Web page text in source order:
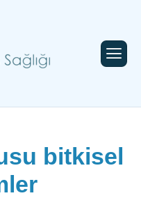
bitkisel